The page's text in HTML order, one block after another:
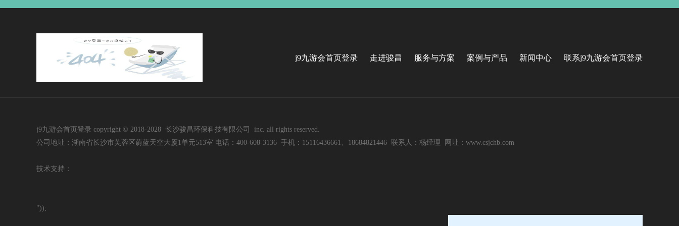
j9九游会首页登录 走进骏昌 服务与方案 案例与产品 新闻中心 联系j9九游会首页登录
j9九游会首页登录 copyright © 2018-2028 长沙骏昌环保科技有限公司 inc. all rights reserved.
公司地址：湖南省长沙市芙蓉区蔚蓝天空大厦1单元513室 电话：400-608-3136 手机：15116436661、18684821446 联系人：杨经理 网址：www.csjchb.com
技术支持：
"));